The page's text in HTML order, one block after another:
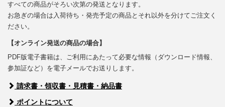
すべての商品がそろい次第の発送となります。
お急ぎの場合は入荷待ち・発売予定の商品とそれ以外を分けてご注文く
ださい。
【オンライン発送の商品の場合】
PDF版電子書籍は、ご利用にあたって必要な情報（ダウンロード情報、
参加証など）を電子メールでお送りします。
請求書・領収書・見積書・納品書
ポイントについて